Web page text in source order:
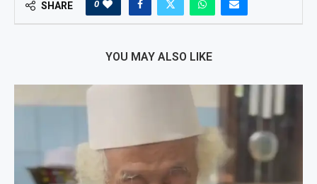
SHARE 0
YOU MAY ALSO LIKE